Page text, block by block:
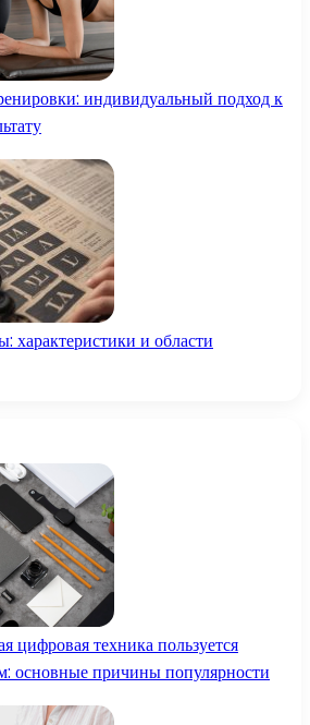
индивидуальный подход к
и области
цифровая техника пользуется
основные причины популярности